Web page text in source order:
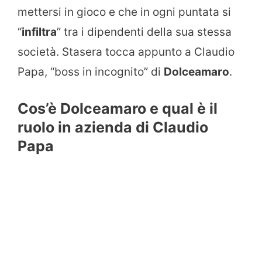
mettersi in gioco e che in ogni puntata si
“infiltra” tra i dipendenti della sua stessa
società. Stasera tocca appunto a Claudio
Papa, “boss in incognito” di Dolceamaro.
Cos’è Dolceamaro e qual è il
ruolo in azienda di Claudio
Papa